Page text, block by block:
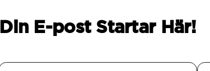
Din E-post Startar Här!